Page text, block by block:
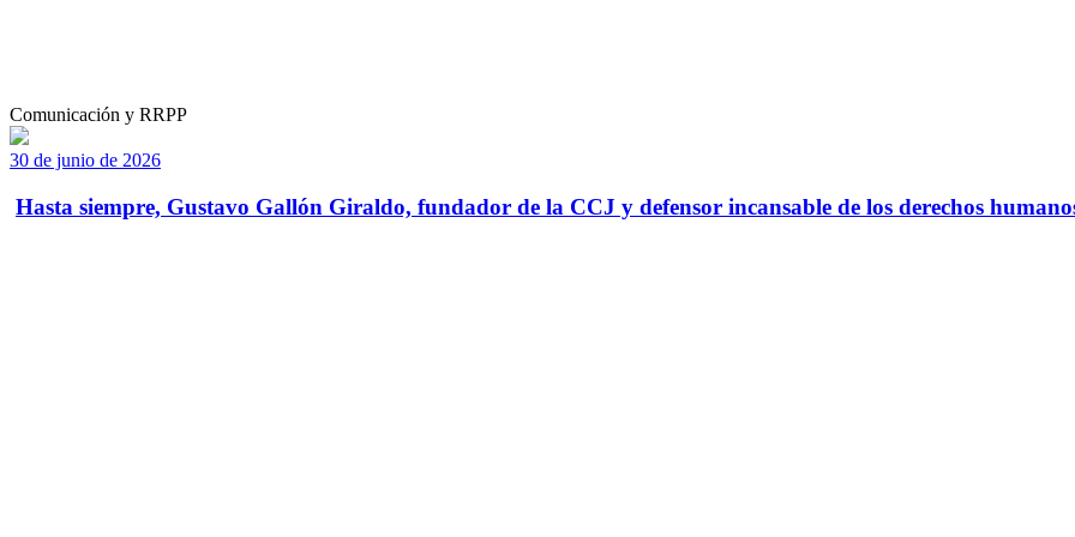
Comunicación y RRPP
30 de junio de 2026
Hasta siempre, Gustavo Gallón Giraldo, fundador de la CCJ y defensor incansable de los derechos